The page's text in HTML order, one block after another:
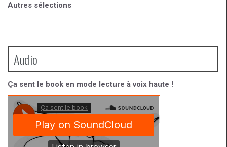
Autres sélections
Audio
Ça sent le book en mode lecture à voix haute !